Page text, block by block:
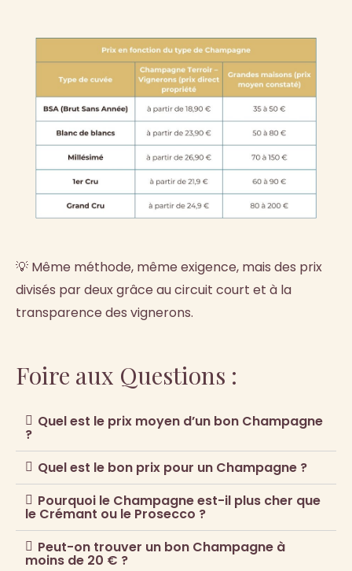
💡 Même méthode, même exigence, mais des prix
divisés par deux grâce au circuit court et à la
transparence des vignerons.
Foire aux Questions :
Quel est le prix moyen d’un bon Champagne
?
Quel est le bon prix pour un Champagne ?
Pourquoi le Champagne est-il plus cher que
le Crémant ou le Prosecco ?
Peut-on trouver un bon Champagne à
moins de 20 € ?